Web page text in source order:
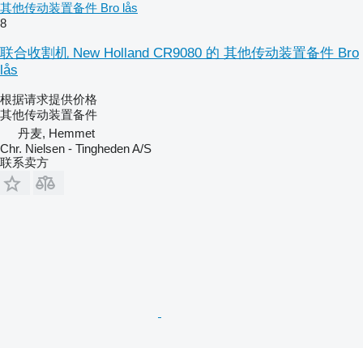
其他传动装置备件 Bro lås
8
联合收割机 New Holland CR9080 的 其他传动装置备件 Bro
lås
根据请求提供价格
其他传动装置备件
丹麦, Hemmet
Chr. Nielsen - Tingheden A/S
联系卖方